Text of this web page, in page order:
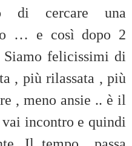
di cercare una
… e così dopo 2
felicissimi di
, più rilassata , più
, meno ansie .. è il
vai incontro e quindi